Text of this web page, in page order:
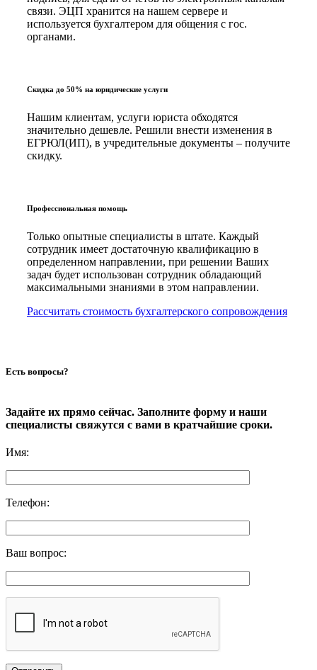
связи. ЭЦП хранится на нашем сервере и
используется бухгалтером для общения с гос.
органами.
Скидка до 50% на юридические услуги
Нашим клиентам, услуги юриста обходятся
значительно дешевле. Решили внести изменения в
ЕГРЮЛ(ИП), в учредительные документы – получите
скидку.
Профессиональная помощь
Только опытные специалисты в штате. Каждый
сотрудник имеет достаточную квалификацию в
определенном направлении, при решении Ваших
задач будет использован сотрудник обладающий
максимальными знаниями в этом направлении.
Рассчитать стоимость бухгалтерского сопровождения
Есть вопросы?
Задайте их прямо сейчас. Заполните форму и наши
специалисты свяжутся с вами в кратчайшие сроки.
Имя:
Телефон:
Ваш вопрос: